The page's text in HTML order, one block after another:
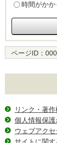
時間がかか
ページID：
リンク・著
個人情報保護
ウェブアクセ